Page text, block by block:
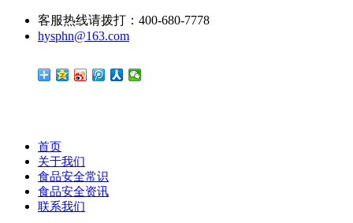
客服热线请拨打：400-680-7778
hysphn@163.com
首页
关于我们
食品安全常识
食品安全资讯
联系我们